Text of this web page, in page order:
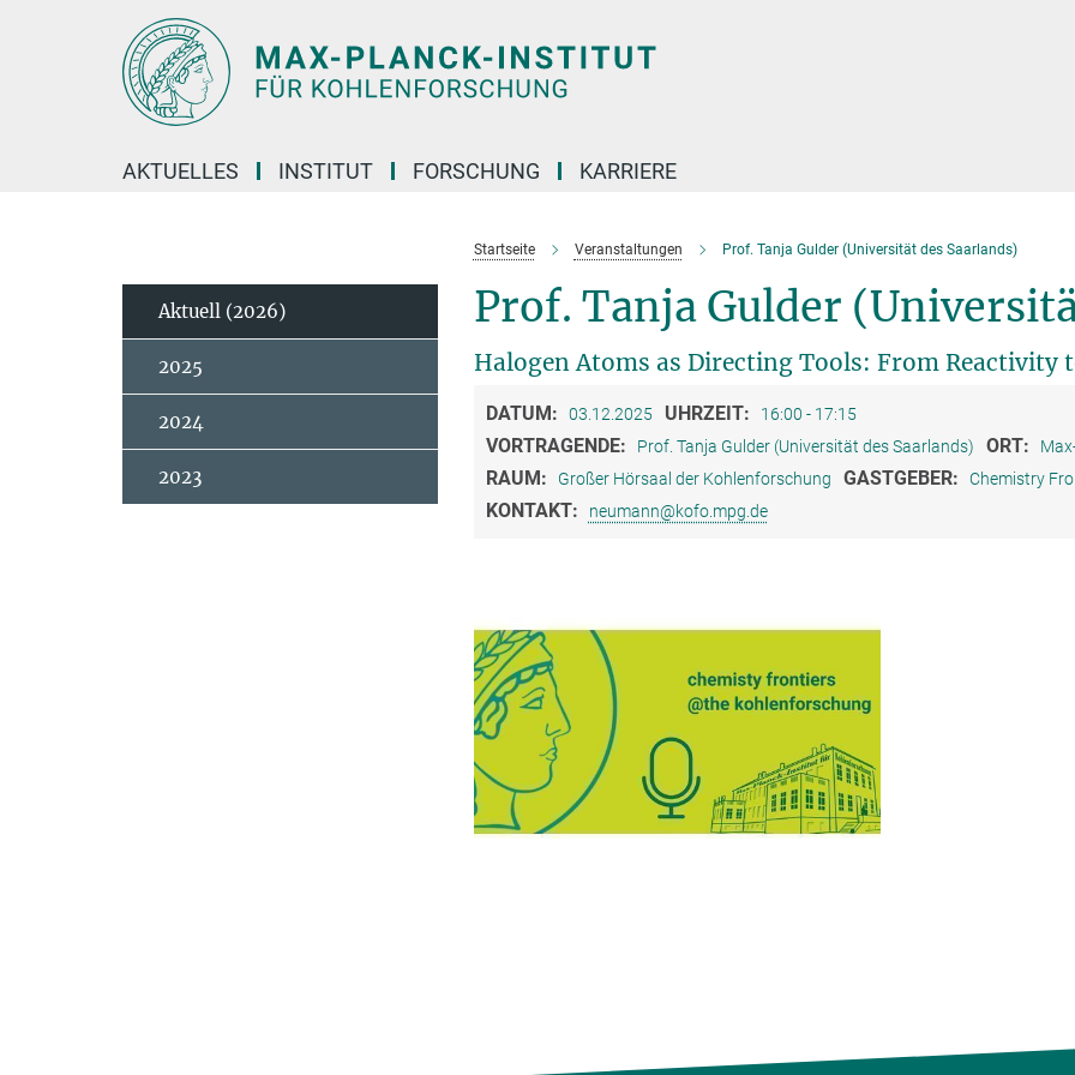
AKTUELLES INSTITUT FORSCHUNG KARRIERE
Startseite Veranstaltungen Prof. Tanja Gulder (Universität des Saarlands)
Prof. Tanja Gulder
Halogen Atoms as Directing Tools: From Reactivity
DATUM: 03.12.2025 UHRZEIT: 16:00 - 17:15
VORTRAGENDE: Prof. Tanja Gulder (Universität des Saarlands) ORT:
RAUM: Großer Hörsaal der Kohlenforschung GASTGEBER: Chemistry
KONTAKT: neumann@kofo.mpg.de
Aktuell (2026)
2025
2024
2023